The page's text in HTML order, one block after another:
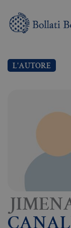
L'AUTORE